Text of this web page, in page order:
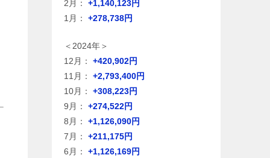
2月：
+1,140,123円
1月：
+278,738円
＜2024年＞
12月：
+420,902円
11月：
+2,793,400円
10月：
+308,223円
9月：
+274,522円
8月：
+1,126,090円
7月：
+211,175円
6月：
+1,126,169円